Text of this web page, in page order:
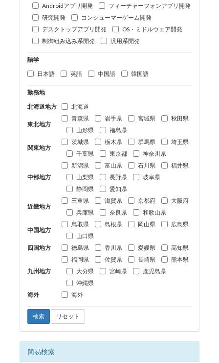
Androidアプリ開発
フィーチャーフォンアプリ開発
研究開発
コンシューマーゲーム開発
デスクトップアプリ開発
OS・ミドルウェア開発
制御組み込み系開発
汎用系開発
語学
日本語
英語 中国語 韓国語
勤務地
北海道地方
北海道
東北地方
青森県 岩手県 宮城県
秋田県
山形県
福島県
関東地方
茨城県 栃木県 群馬県
埼玉県
千葉県
東京都 神奈川県
中部地方
新潟県 富山県 石川県
福井県
山梨県
長野県
岐阜県
静岡県
愛知県
近畿地方
三重県 滋賀県 京都府
大阪府
兵庫県
奈良県 和歌山県
中国地方
鳥取県 島根県 岡山県
広島県
山口県
四国地方
徳島県 香川県 愛媛県 高知県
九州地方
福岡県 佐賀県 長崎県
熊本県
大分県
宮崎県
鹿児島県
沖縄県
海外
海外
検索 リセット
簡易検索